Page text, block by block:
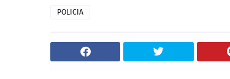
POLICIA